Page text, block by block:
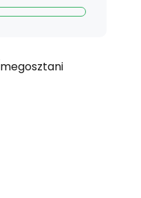
megosztani